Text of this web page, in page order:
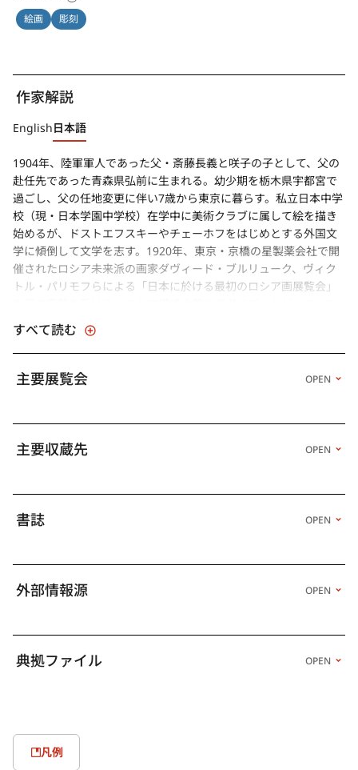
絵画 彫刻
作家解説
English日本語
1904年、陸軍軍人であった父・斎藤長義と咲子の子として、父の
赴任先であった青森県弘前に生まれる。幼少期を栃木県宇都宮で
過ごし、父の任地変更に伴い7歳から東京に暮らす。私立日本中学
校（現・日本学園中学校）在学中に美術クラブに属して絵を描き
始めるが、ドストエフスキーやチェーホフをはじめとする外国文
学に傾倒して文学を志す。1920年、東京・京橋の星製薬会社で開
催されたロシア未来派の画家ダヴィード・ブルリューク、ヴィク
トル・パリモフらによる「日本に於ける最初のロシア画展覧会」
ッパからの新潮流と1923年に村山知義らによって結成されたマヴ
ォの影響により前衛的な芸術活動への関心を深めた。早くから立
体造形を試み、二科展にレリーフ状の作品を出品するが受け入れ
られず、1933年、阿部金剛、古賀春江、峰岸義一、東郷青児らに
在不明）が第23回二科展に初入選を果たす。1938年、山本敬輔、
高橋迪章らと絶対象派協会を結成。また、二科会内の前衛的な傾
発表した。
戦後、復員してまもない写真家・大辻清司と知り合い、新宿にあ
った大辻の自宅兼スタジオに寄寓する。大辻のスタジオで制作し
て描く。
ちに《漁村》（1956年、神奈川県立近代美術館）を制作する。
1957年、第4回日本国際美術展に出品した《鬼》（1957年、神奈
すべて読む
主要展覧会 OPEN
主要収蔵先 OPEN
書誌 OPEN
外部情報源 OPEN
典拠ファイル OPEN
凡例